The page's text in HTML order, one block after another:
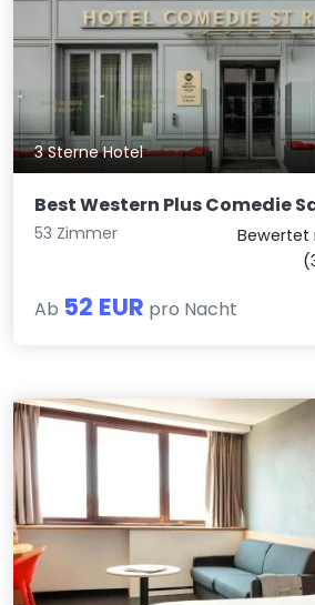
3 Sterne Hotel
Best Western Plus Comedie
53 Zimmer
Bewertet
Ab 52 EUR pro Nacht